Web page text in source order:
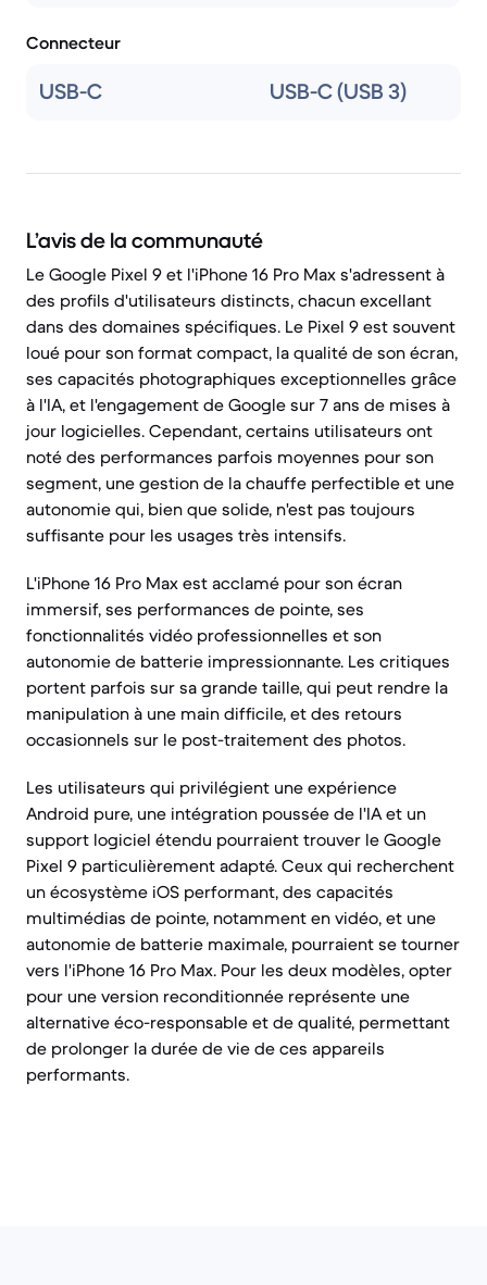
Connecteur
USB-C USB-C (USB 3)
L’avis de la communauté
Le Google Pixel 9 et l'iPhone 16 Pro Max s'adressent à
des profils d'utilisateurs distincts, chacun excellant
dans des domaines spécifiques. Le Pixel 9 est souvent
loué pour son format compact, la qualité de son écran,
ses capacités photographiques exceptionnelles grâce
à l'IA, et l'engagement de Google sur 7 ans de mises à
jour logicielles. Cependant, certains utilisateurs ont
noté des performances parfois moyennes pour son
segment, une gestion de la chauffe perfectible et une
autonomie qui, bien que solide, n'est pas toujours
suffisante pour les usages très intensifs.
L'iPhone 16 Pro Max est acclamé pour son écran
immersif, ses performances de pointe, ses
fonctionnalités vidéo professionnelles et son
autonomie de batterie impressionnante. Les critiques
portent parfois sur sa grande taille, qui peut rendre la
manipulation à une main difficile, et des retours
occasionnels sur le post-traitement des photos.
Les utilisateurs qui privilégient une expérience
Android pure, une intégration poussée de l'IA et un
support logiciel étendu pourraient trouver le Google
Pixel 9 particulièrement adapté. Ceux qui recherchent
un écosystème iOS performant, des capacités
multimédias de pointe, notamment en vidéo, et une
autonomie de batterie maximale, pourraient se tourner
vers l'iPhone 16 Pro Max. Pour les deux modèles, opter
pour une version reconditionnée représente une
alternative éco-responsable et de qualité, permettant
de prolonger la durée de vie de ces appareils
performants.